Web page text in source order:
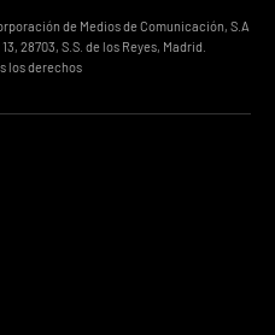
de Medios de Comunicación, S.A
28703, S.S. de los Reyes, Madrid.
los derechos